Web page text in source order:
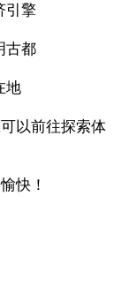
引擎
古都
地
以前往探索体
快！